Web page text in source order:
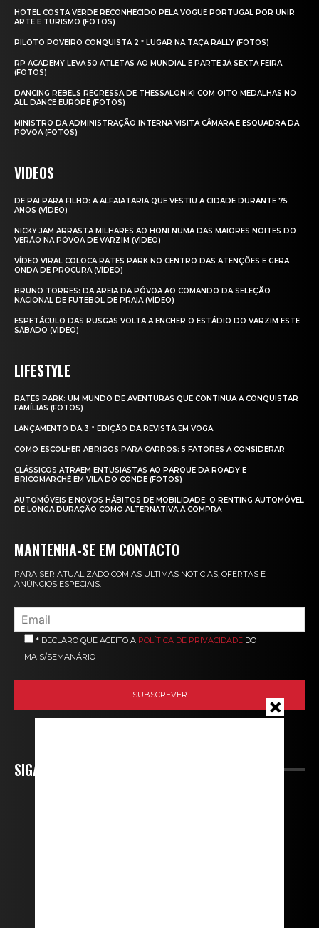
HOTEL COSTA VERDE RECONHECIDO PELA VOGUE PORTUGAL POR UNIR
ARTE E TURISMO (FOTOS)
PILOTO POVEIRO CONQUISTA 2.º LUGAR NA TAÇA RALLY (FOTOS)
RP ACADEMY LEVA 50 ATLETAS AO MUNDIAL E PARTE JÁ SEXTA‑FEIRA
(FOTOS)
DANCING REBELS REGRESSA DE THESSALONIKI COM OITO MEDALHAS NO
ALL DANCE EUROPE (FOTOS)
MINISTRO DA ADMINISTRAÇÃO INTERNA VISITA CÂMARA E ESQUADRA DA
PÓVOA (FOTOS)
VIDEOS
DE PAI PARA FILHO: A ALFAIATARIA QUE VESTIU A CIDADE DURANTE 75
ANOS (VÍDEO)
NICKY JAM ARRASTA MILHARES AO HONI NUMA DAS MAIORES NOITES DO
VERÃO NA PÓVOA DE VARZIM (VÍDEO)
VÍDEO VIRAL COLOCA RATES PARK NO CENTRO DAS ATENÇÕES E GERA
ONDA DE PROCURA (VÍDEO)
BRUNO TORRES: DA AREIA DA PÓVOA AO COMANDO DA SELEÇÃO
NACIONAL DE FUTEBOL DE PRAIA (VÍDEO)
ESPETÁCULO DAS RUSGAS VOLTA A ENCHER O ESTÁDIO DO VARZIM ESTE
SÁBADO (VÍDEO)
LIFESTYLE
RATES PARK: UM MUNDO DE AVENTURAS QUE CONTINUA A CONQUISTAR
FAMÍLIAS (FOTOS)
LANÇAMENTO DA 3.ª EDIÇÃO DA REVISTA EM VOGA
COMO ESCOLHER ABRIGOS PARA CARROS: 5 FATORES A CONSIDERAR
CLÁSSICOS ATRAEM ENTUSIASTAS AO PARQUE DA ROADY E
BRICOMARCHÉ EM VILA DO CONDE (FOTOS)
AUTOMÓVEIS E NOVOS HÁBITOS DE MOBILIDADE: O RENTING AUTOMÓVEL
DE LONGA DURAÇÃO COMO ALTERNATIVA À COMPRA
MANTENHA-SE EM CONTACTO
PARA SER ATUALIZADO COM AS ÚLTIMAS NOTÍCIAS, OFERTAS E
ANÚNCIOS ESPECIAIS.
* DECLARO QUE ACEITO A POLÍTICA DE PRIVACIDADE DO
MAIS/SEMANÁRIO
SIGA-NOS